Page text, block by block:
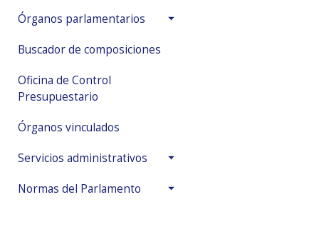
Órganos parlamentarios
Buscador de composiciones
Oficina de Control
Presupuestario
Órganos vinculados
Servicios administrativos
Normas del Parlamento